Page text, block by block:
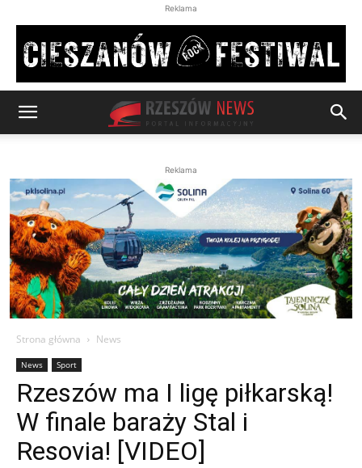
Reklama
Reklama
Strona główna News
News Sport
Rzeszów ma I ligę piłkarską!
W finale baraży Stal i
Resovia! [VIDEO]